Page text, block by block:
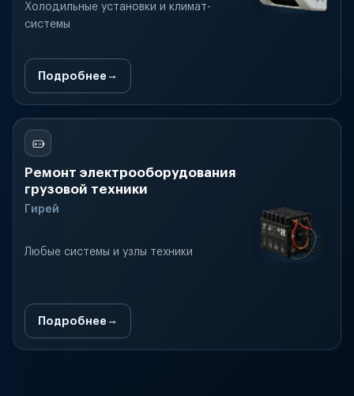
Холодильные установки и климат-
системы
Подробнее
Ремонт электрооборудования
грузовой техники
Гирей
Любые системы и узлы техники
Подробнее